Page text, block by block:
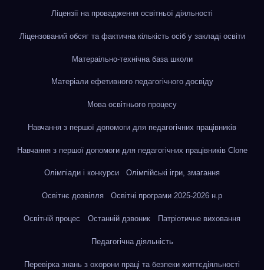
Ліцензії на провадження освітньої діяльності
Ліцензований обсяг та фактична кількість осіб у закладі освіти
Матераільно-технічна база школи
Матеріали ефетивного педагогічного досвіду
Мова освітнього процесу
Навчання з першої допомоги для педагогічних працівників
Навчання з першої допомоги для педагогічних працівників Clone
Олімпіади і конкурси Олімпійські ігри, змагання
Освітнє дозвілля Освітні програми 2025-2026 н.р
Освітній процес Останній дзвоник Патріотичне виховання
Педагогічна діяльність
Перевірка знань з охорони праці та безпеки життєдіяльності